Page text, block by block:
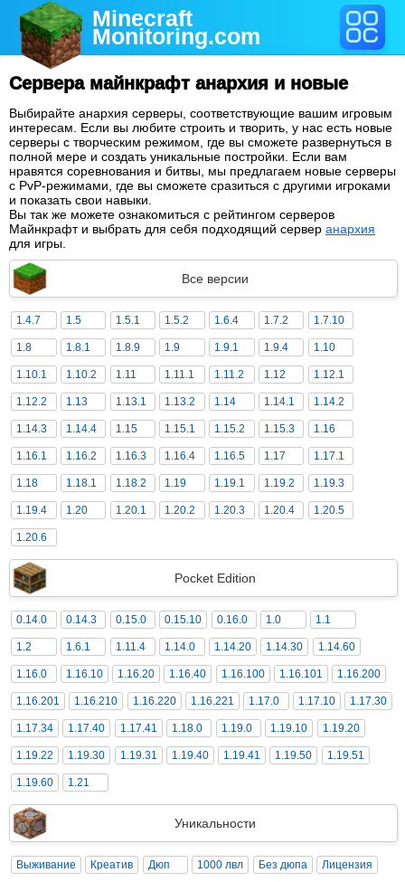
Minecraft
Monitoring.com
Сервера майнкрафт анархия и новые
Выбирайте анархия серверы, соответствующие вашим игровым
интересам. Если вы любите строить и творить, у нас есть новые
серверы с творческим режимом, где вы сможете развернуться в
полной мере и создать уникальные постройки. Если вам
нравятся соревнования и битвы, мы предлагаем новые серверы
с PvP-режимами, где вы сможете сразиться с другими игроками
и показать свои навыки.
Вы так же можете ознакомиться с рейтингом серверов
Майнкрафт и выбрать для себя подходящий сервер анархия
для игры.
Все версии
1.4.7 1.5 1.5.1 1.5.2 1.6.4 1.7.2 1.7.10
1.8 1.8.1 1.8.9 1.9 1.9.1 1.9.4 1.10
1.10.1 1.10.2 1.11 1.11.1 1.11.2 1.12 1.12.1
1.12.2 1.13 1.13.1 1.13.2 1.14 1.14.1 1.14.2
1.14.3 1.14.4 1.15 1.15.1 1.15.2 1.15.3 1.16
1.16.1 1.16.2 1.16.3 1.16.4 1.16.5 1.17 1.17.1
1.18 1.18.1 1.18.2 1.19 1.19.1 1.19.2 1.19.3
1.19.4 1.20 1.20.1 1.20.2 1.20.3 1.20.4 1.20.5
1.20.6
Pocket Edition
0.14.0 0.14.3 0.15.0 0.15.10 0.16.0 1.0 1.1
1.2 1.6.1 1.11.4 1.14.0 1.14.20 1.14.30 1.14.60
1.16.0 1.16.10 1.16.20 1.16.40 1.16.100 1.16.101 1.16.200
1.16.201 1.16.210 1.16.220 1.16.221 1.17.0 1.17.10 1.17.30
1.17.34 1.17.40 1.17.41 1.18.0 1.19.0 1.19.10 1.19.20
1.19.22 1.19.30 1.19.31 1.19.40 1.19.41 1.19.50 1.19.51
1.19.60 1.21
Уникальности
Выживание Креатив Дюп 1000 лвл Без дюпа Лицензия